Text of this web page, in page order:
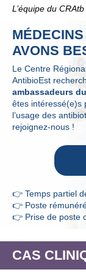
L ’équipe du CRAtb
AVONS
Le Centre
AntibioEst
ambassadeurs
êtes intéressé(e)s
l’usage des
rejoignez-nous !
👉 Temps partiel
👉 Poste
👉 Prise de poste
CAS